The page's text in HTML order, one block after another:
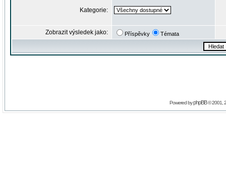
Kategorie:
Zobrazit výsledek jako: Příspěvky Témata
Powered byphpBB© 2001,